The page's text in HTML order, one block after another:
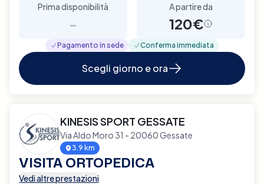
Prima disponibilità
-
A partire da
120€
Pagamento in sede Conferma immediata
Scegli giorno e ora
KINESIS SPORT GESSATE
Via Aldo Moro 31 - 20060 Gessate
3.9 km
VISITA ORTOPEDICA
Vedi altre prestazioni